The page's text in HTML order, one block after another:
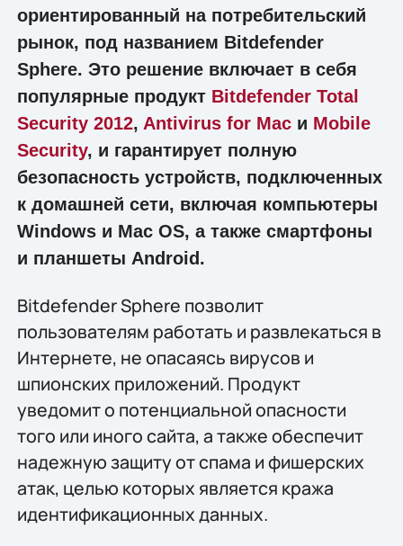
ориентированный на потребительский
рынок, под названием Bitdefender
Sphere. Это решение включает в себя
популярные продукт Bitdefender Total
Security 2012, Antivirus for Macи Mobile
Security, и гарантирует полную
безопасность устройств, подключенных
к домашней сети, включая компьютеры
Windows и Mac OS, а также смартфоны
и планшеты Android.
Bitdefender Sphere позволит
пользователям работать и развлекаться в
Интернете, не опасаясь вирусов и
шпионских приложений. Продукт
уведомит о потенциальной опасности
того или иного сайта, а также обеспечит
надежную защиту от спама и фишерских
атак, целью которых является кража
идентификационных данных.